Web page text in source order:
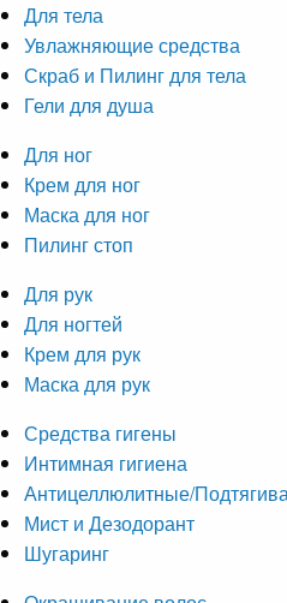
Для тела
Увлажняющие средства
Скраб и Пилинг для тела
Гели для душа
Для ног
Крем для ног
Маска для ног
Пилинг стоп
Для рук
Для ногтей
Крем для рук
Маска для рук
Средства гигены
Интимная гигиена
Антицеллюлитные/
Мист и Дезодорант
Шугаринг